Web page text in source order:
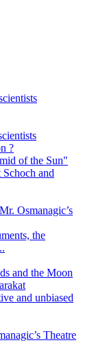
?
of the Sun"
and
Osmanagic’s
the
and the Moon
and unbiased
Theatre